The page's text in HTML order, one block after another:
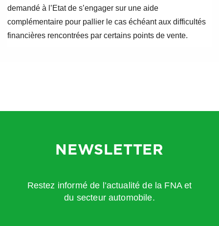
demandé à l’Etat de s’engager sur une aide
complémentaire pour pallier le cas échéant aux difficultés
financières rencontrées par certains points de vente.
NEWSLETTER
Restez informé de l’actualité de la FNA et
du secteur automobile.